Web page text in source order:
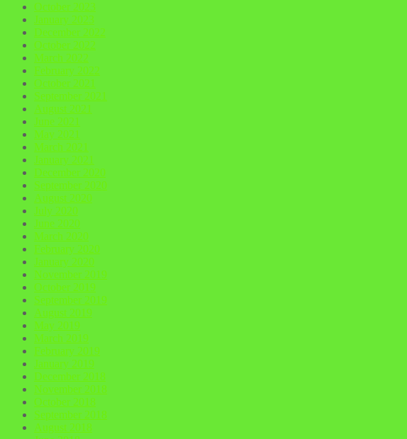
October 2023
January 2023
December 2022
October 2022
March 2022
February 2022
October 2021
September 2021
August 2021
June 2021
May 2021
March 2021
January 2021
December 2020
September 2020
August 2020
July 2020
June 2020
March 2020
February 2020
January 2020
November 2019
October 2019
September 2019
August 2019
May 2019
March 2019
February 2019
January 2019
December 2018
November 2018
October 2018
September 2018
August 2018